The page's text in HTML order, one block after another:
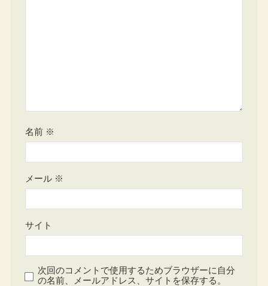
名前 ※
メール ※
サイト
次回のコメントで使用するためブラウザーに自分
の名前、メールアドレス、サイトを保存する。